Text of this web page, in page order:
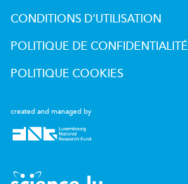
created and managed by
CONDITIONS D'UTILISATION
POLITIQUE DE CONFIDENTIALITÉ
POLITIQUE COOKIES